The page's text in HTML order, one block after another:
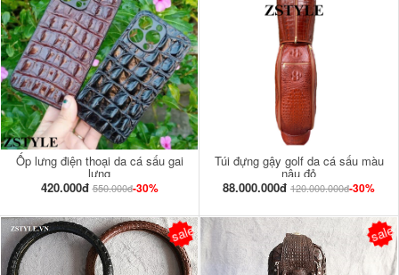
Ốp lưng điện thoại da cá sấu gai
lưng
420.000đ 550.000đ-30%
Túi đựng gậy golf da cá sấu màu
nâu đỏ
88.000.000đ 120.000.000đ-30%
sale sale